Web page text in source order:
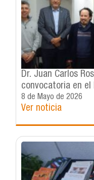
Dr. Juan Carlos
convocatoria en
Avanzados (IDEA),
Great Again.
8 de Mayo de 2026
Ver noticia